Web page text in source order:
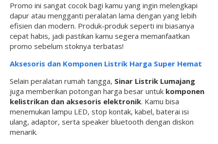
Promo ini sangat cocok bagi kamu yang ingin melengkapi
dapur atau mengganti peralatan lama dengan yang lebih
efisien dan modern. Produk-produk seperti ini biasanya
cepat habis, jadi pastikan kamu segera memanfaatkan
promo sebelum stoknya terbatas!
Aksesoris dan Komponen Listrik Harga Super Hemat
Selain peralatan rumah tangga, Sinar Listrik Lumajang
juga memberikan potongan harga besar untuk komponen
kelistrikan dan aksesoris elektronik. Kamu bisa
menemukan lampu LED, stop kontak, kabel, baterai isi
ulang, adaptor, serta speaker bluetooth dengan diskon
menarik.